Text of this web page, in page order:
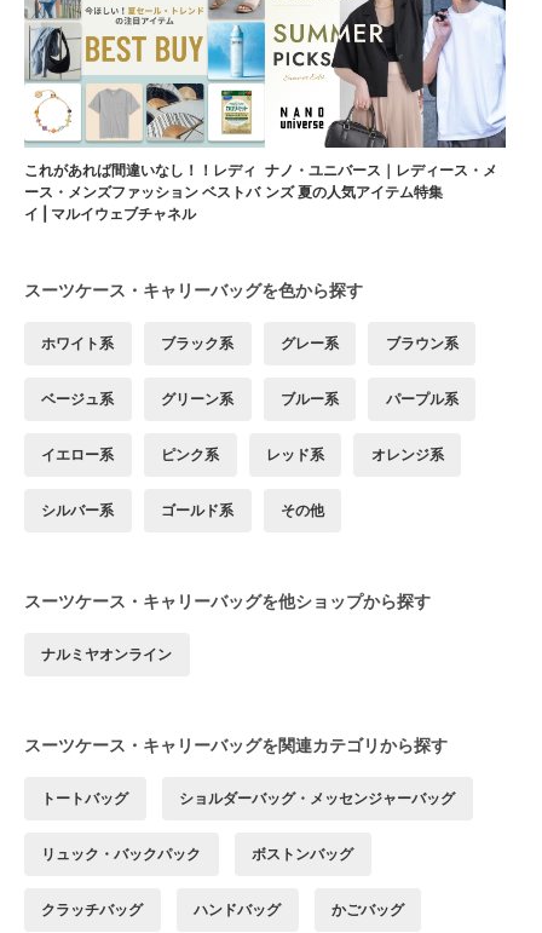
これがあれば間違いなし！！レディ
ース・メンズファッション ベストバ
イ | マルイウェブチャネル
ナノ・ユニバース｜レディース・メ
ンズ 夏の人気アイテム特集
スーツケース・キャリーバッグを色から探す
ホワイト系 ブラック系 グレー系 ブラウン系
ベージュ系 グリーン系 ブルー系 パープル系
イエロー系 ピンク系 レッド系 オレンジ系
シルバー系 ゴールド系 その他
スーツケース・キャリーバッグを他ショップから探す
ナルミヤオンライン
スーツケース・キャリーバッグを関連カテゴリから探す
トートバッグ ショルダーバッグ・メッセンジャーバッグ
リュック・バックパック ボストンバッグ
クラッチバッグ ハンドバッグ かごバッグ